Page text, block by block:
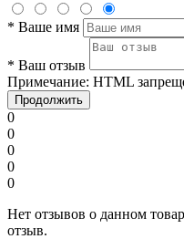
* Ваше имя
* Ваш отзыв
Примечание: HTML
Продолжить
0
0
0
0
0
Нет отзывов о данном
отзыв.